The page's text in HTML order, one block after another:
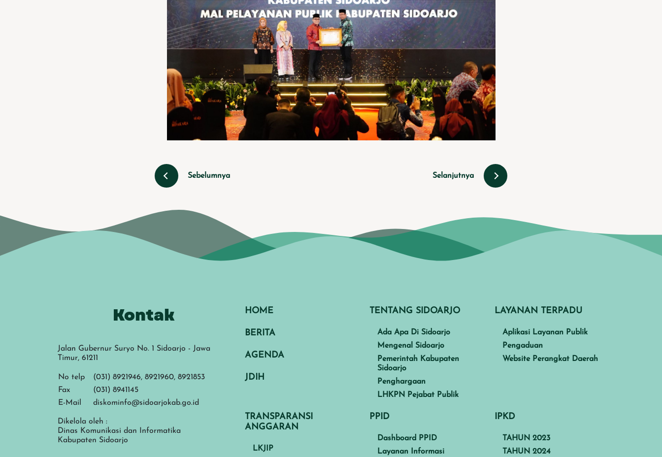
Sebelumnya Selanjutnya
Kontak
Jalan Gubernur Suryo No. 1 Sidoarjo - Jawa
Timur, 61211
No telp
(031) 8921946, 8921960, 8921853
Fax
(031) 8941145
E-Mail
diskominfo@sidoarjokab.go.id
Dikelola oleh :
Dinas Komunikasi dan Informatika
Kabupaten Sidoarjo
HOME
BERITA
AGENDA
JDIH
TENTANG SIDOARJO
Ada Apa Di Sidoarjo
Mengenal Sidoarjo
Pemerintah Kabupaten
Sidoarjo
Penghargaan
LHKPN Pejabat Publik
LAYANAN TERPADU
Aplikasi Layanan Publik
Pengaduan
Website Perangkat Daerah
TRANSPARANSI
ANGGARAN
LKJIP
PPID
Dashboard PPID
Layanan Informasi
IPKD
TAHUN 2023
TAHUN 2024